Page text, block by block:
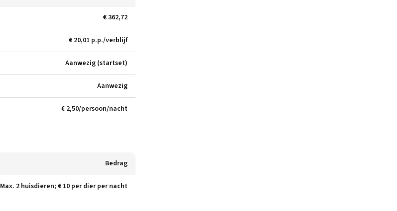
€ 362,72
€ 20,01 p.p./verblijf
Aanwezig (startset)
Aanwezig
€ 2,50/persoon/nacht
Bedrag
Max. 2 huisdieren; € 10 per dier per nacht